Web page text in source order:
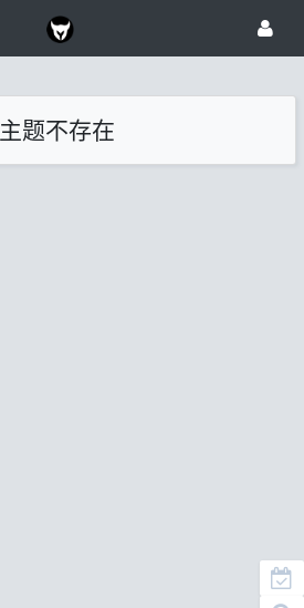
主题不存在